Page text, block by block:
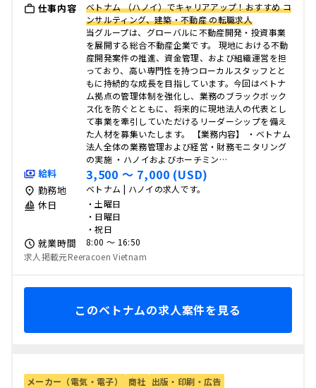
仕事内容
ベトナム （ハノイ）でキャリアアップ！おすすめ コ
ンサルティング、建築・不動産 の転職求人
当グループは、グローバルに不動産開発・投資事業
を展開する総合不動産企業です。 現地における不動
産開発案件の推進、資金管理、および組織運営を担
っており、高い専門性を持つローカルスタッフとと
もに持続的な成長を目指しています。今回はベトナ
ム拠点の管理体制を強化し、業務のブラックボック
ス化を防ぐとともに、将来的に現地法人の代表とし
て事業を牽引していただけるリーダーシップを備え
た人材を募集いたします。 【業務内容】 ・ベトナム
法人全体の業務管理および経営・財務モニタリング
の実施 ・ハノイおよびホーチミン…
給料 3,500 〜 7,000 (USD)
勤務地 ベトナム | ハノイの求人です。
休日
・土曜日
・日曜日
・祝日
就業時間
8:00 〜 16:50
求人掲載元Reeracoen Vietnam
このベトナムの求人案件を見る
メーカー（電気・電子） 商社 出版・印刷・広告